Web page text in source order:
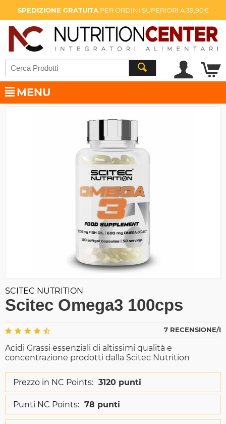
SPEDIZIONE GRATUITAPER ORDINI SUPERIORI A 39,90€
MENU
SCITEC NUTRITION
Scitec Omega3 100cps
7 RECENSIONE/I
Acidi Grassi essenziali di altissimi qualità e
concentrazione prodotti dalla Scitec Nutrition
Prezzo in NC Points: 3120 punti
Punti NC Points: 78 punti